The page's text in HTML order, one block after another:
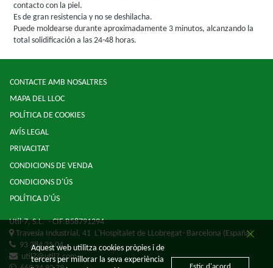
contacto con la piel.
Es de gran resistencia y no se deshilacha.
Puede moldearse durante aproximadamente 3 minutos, alcanzando la
total solidificación a las 24-48 horas.
CONTACTE AMB NOSALTRES
MAPA DEL LLOC
POLÍTICA DE COOKIES
AVÍS LEGAL
PRIVACITAT
CONDICIONS DE VENDA
CONDICIONS D'ÚS
POLÍTICA D'ÚS
Util-7, S.L.- CIF:B58791294
Travesia Industrial, 41 L'Hospitalet de LLobregat- Barcelona (España)
93 284 21 04
util7@util7.com
Aquest web utilitza cookies pròpies i de
tercers per millorar la seva experiència